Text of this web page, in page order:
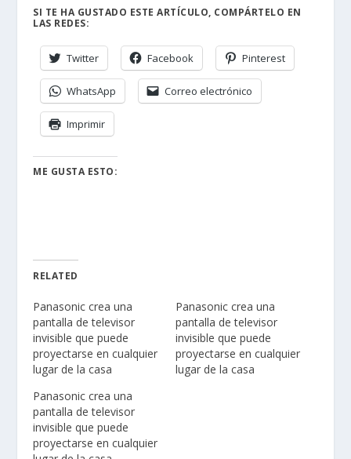
SI TE HA GUSTADO ESTE ARTÍCULO, COMPÁRTELO EN
LAS REDES:
Twitter Facebook Pinterest
WhatsApp Correo electrónico
Imprimir
ME GUSTA ESTO:
RELATED
Panasonic crea una
pantalla de televisor
invisible que puede
proyectarse en cualquier
lugar de la casa
Panasonic crea una
pantalla de televisor
invisible que puede
proyectarse en cualquier
lugar de la casa
Panasonic crea una
pantalla de televisor
invisible que puede
proyectarse en cualquier